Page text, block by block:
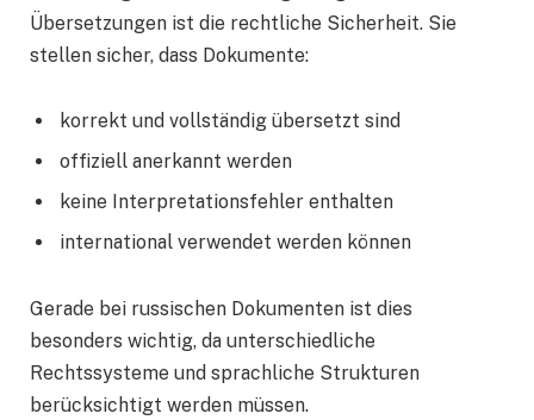
Übersetzungen ist die rechtliche Sicherheit. Sie
stellen sicher, dass Dokumente:
korrekt und vollständig übersetzt sind
offiziell anerkannt werden
keine Interpretationsfehler enthalten
international verwendet werden können
Gerade bei russischen Dokumenten ist dies
besonders wichtig, da unterschiedliche
Rechtssysteme und sprachliche Strukturen
berücksichtigt werden müssen.